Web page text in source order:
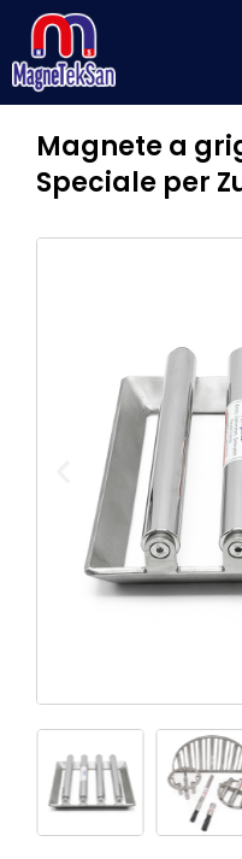
contenuto
Magnete a
Speciale per